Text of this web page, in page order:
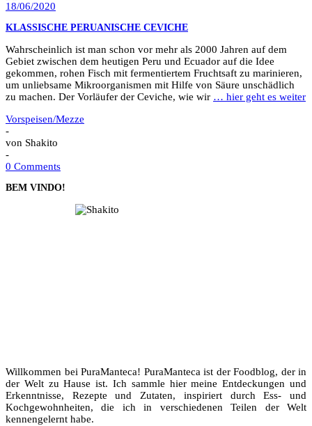
18/06/2020
KLASSISCHE PERUANISCHE CEVICHE
Wahrscheinlich ist man schon vor mehr als 2000 Jahren auf dem
Gebiet zwischen dem heutigen Peru und Ecuador auf die Idee
gekommen, rohen Fisch mit fermentiertem Fruchtsaft zu marinieren,
um unliebsame Mikroorganismen mit Hilfe von Säure unschädlich
zu machen. Der Vorläufer der Ceviche, wie wir … hier geht es weiter
Vorspeisen/Mezze
-
von Shakito
-
0 Comments
BEM VINDO!
Willkommen bei PuraManteca! PuraManteca ist der Foodblog, der in
der Welt zu Hause ist. Ich sammle hier meine Entdeckungen und
Erkenntnisse, Rezepte und Zutaten, inspiriert durch Ess- und
Kochgewohnheiten, die ich in verschiedenen Teilen der Welt
kennengelernt habe.